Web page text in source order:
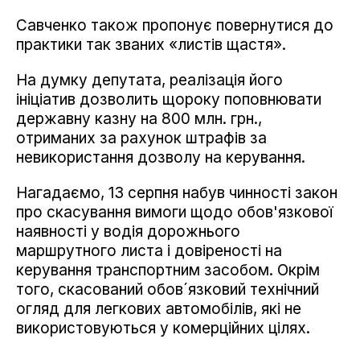
Савченко також пропонує повернутися до
практики так званих «листів щастя».
На думку депутата, реалізація його
ініціатив дозволить щороку поповнювати
державну казну на 800 млн. грн.,
отриманих за рахунок штрафів за
невикористання дозволу на керування.
Нагадаємо, 13 серпня набув чинності закон
про скасування вимоги щодо обов'язкової
наявності у водія дорожнього
маршрутного листа і довіреності на
керування транспортним засобом. Окрім
того, скасований обов´язковий технічний
огляд для легкових автомобілів, які не
використовуються у комерційних цілях.